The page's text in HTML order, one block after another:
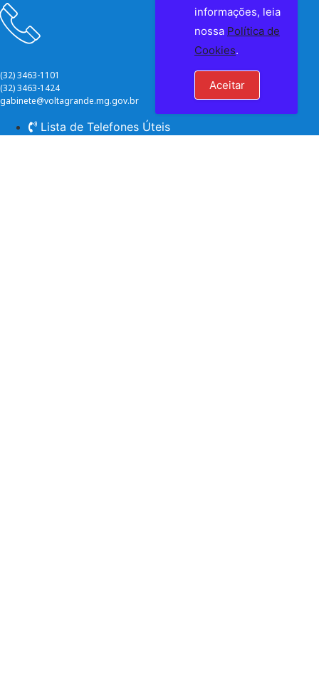
(32) 3463-1101
(32) 3463-1424
gabinete@voltagrande.mg.gov.br
Lista de Telefones Úteis
informações, leia
nossa Política de
Cookies.
Aceitar